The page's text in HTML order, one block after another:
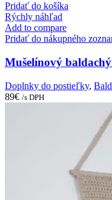
Pridať do košíka
Rýchly náhľad
Add to compare
Pridať do nákupného
Mušelínový
Doplnky do postieľky,
89€ /s DPH